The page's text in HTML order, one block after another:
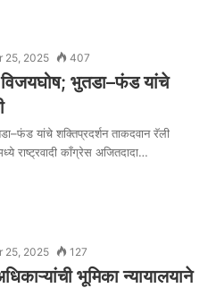
25, 2025 407
विजयघोष; भुतडा–फंड यांचे
यांचे शक्तिप्रदर्शन ताकदवान रॅली
राष्ट्रवादी काँग्रेस अजितदादा…
25, 2025 127
भूमिका न्यायालयाने